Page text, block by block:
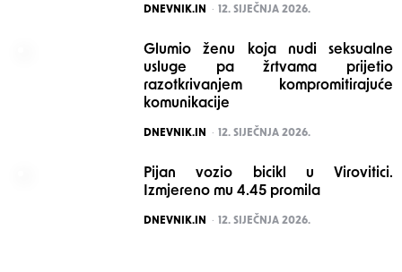
POSTED
DNEVNIK.IN 12. SIJEČNJA 2026.
Glumio ženu koja nudi seksualne
usluge pa žrtvama prijetio
razotkrivanjem kompromitirajuće
komunikacije
POSTED
DNEVNIK.IN 12. SIJEČNJA 2026.
Pijan vozio bicikl u Virovitici.
Izmjereno mu 4.45 promila
POSTED
DNEVNIK.IN 12. SIJEČNJA 2026.